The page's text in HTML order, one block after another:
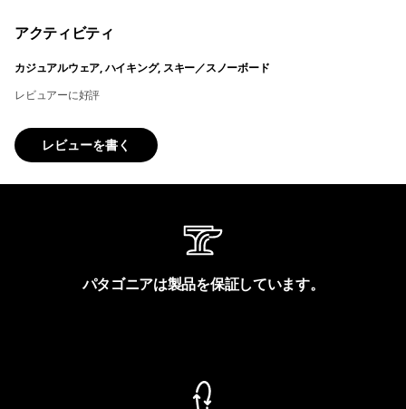
アクティビティ
カジュアルウェア, ハイキング, スキー／スノーボード
レビュアーに好評
レビューを書く
パタゴニアは製品を保証しています。